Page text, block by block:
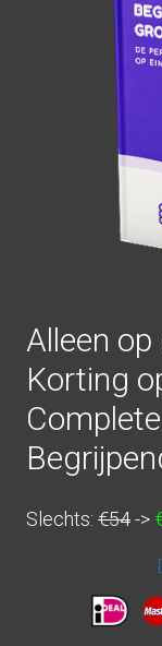
Alleen
Korting
Slechts: €54->